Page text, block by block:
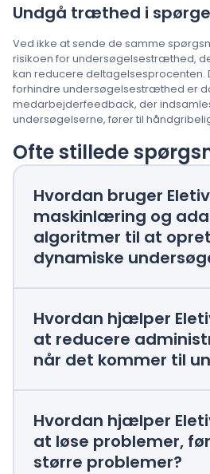
Undgå træthed i
Ved ikke at sende de samme
risikoen for undersøgelsestræthed,
kan reducere deltagelsesprocenten.
forhindre undersøgelsestræthed er
medarbejderfeedback, der
undersøgelserne, fører til
Ofte stillede
Hvordan bruger
maskinlæring og
algoritmer til at
dynamiske
Hvordan hjælper
at reducere
når det kommer til
Hvordan hjælper
at løse problemer,
større problemer?